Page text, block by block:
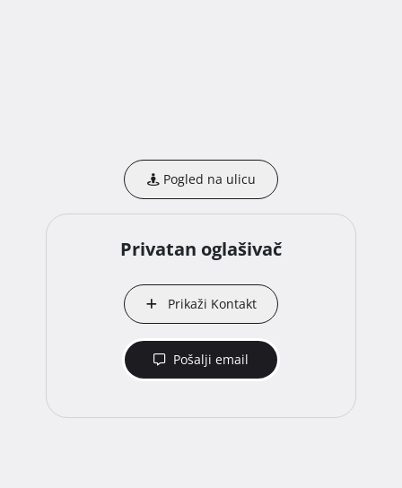
Pogled na ulicu
Privatan oglašivač
Prikaži Kontakt
Pošalji email